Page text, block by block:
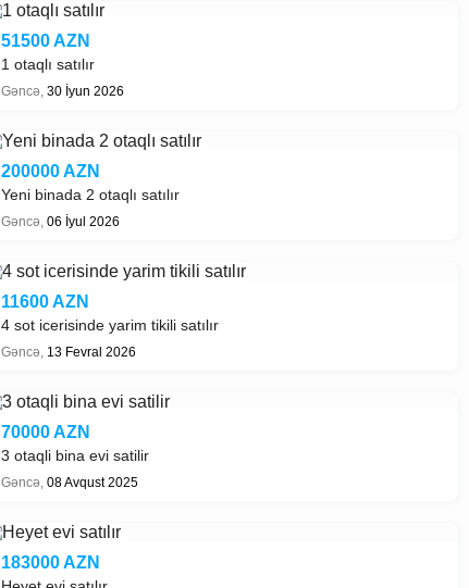
51500 AZN
1 otaqlı satılır
Gəncə,30 İyun 2026
200000 AZN
Yeni binada 2 otaqlı satılır
Gəncə,06 İyul 2026
11600 AZN
4 sot icerisinde yarim tikili satılır
Gəncə, 13 Fevral 2026
70000 AZN
3 otaqli bina evi satilir
Gəncə,08 Avqust 2025
183000 AZN